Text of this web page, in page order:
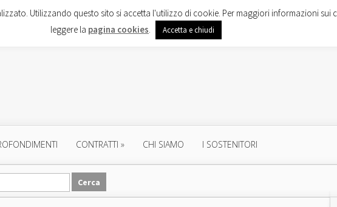
CONTRATTI » CHI SIAMO I SOSTENITORI
Utilizzando questo sito si accetta l'utilizzo di cookie. Per maggiori informazioni sui
leggere la pagina cookies. Accetta e chiudi